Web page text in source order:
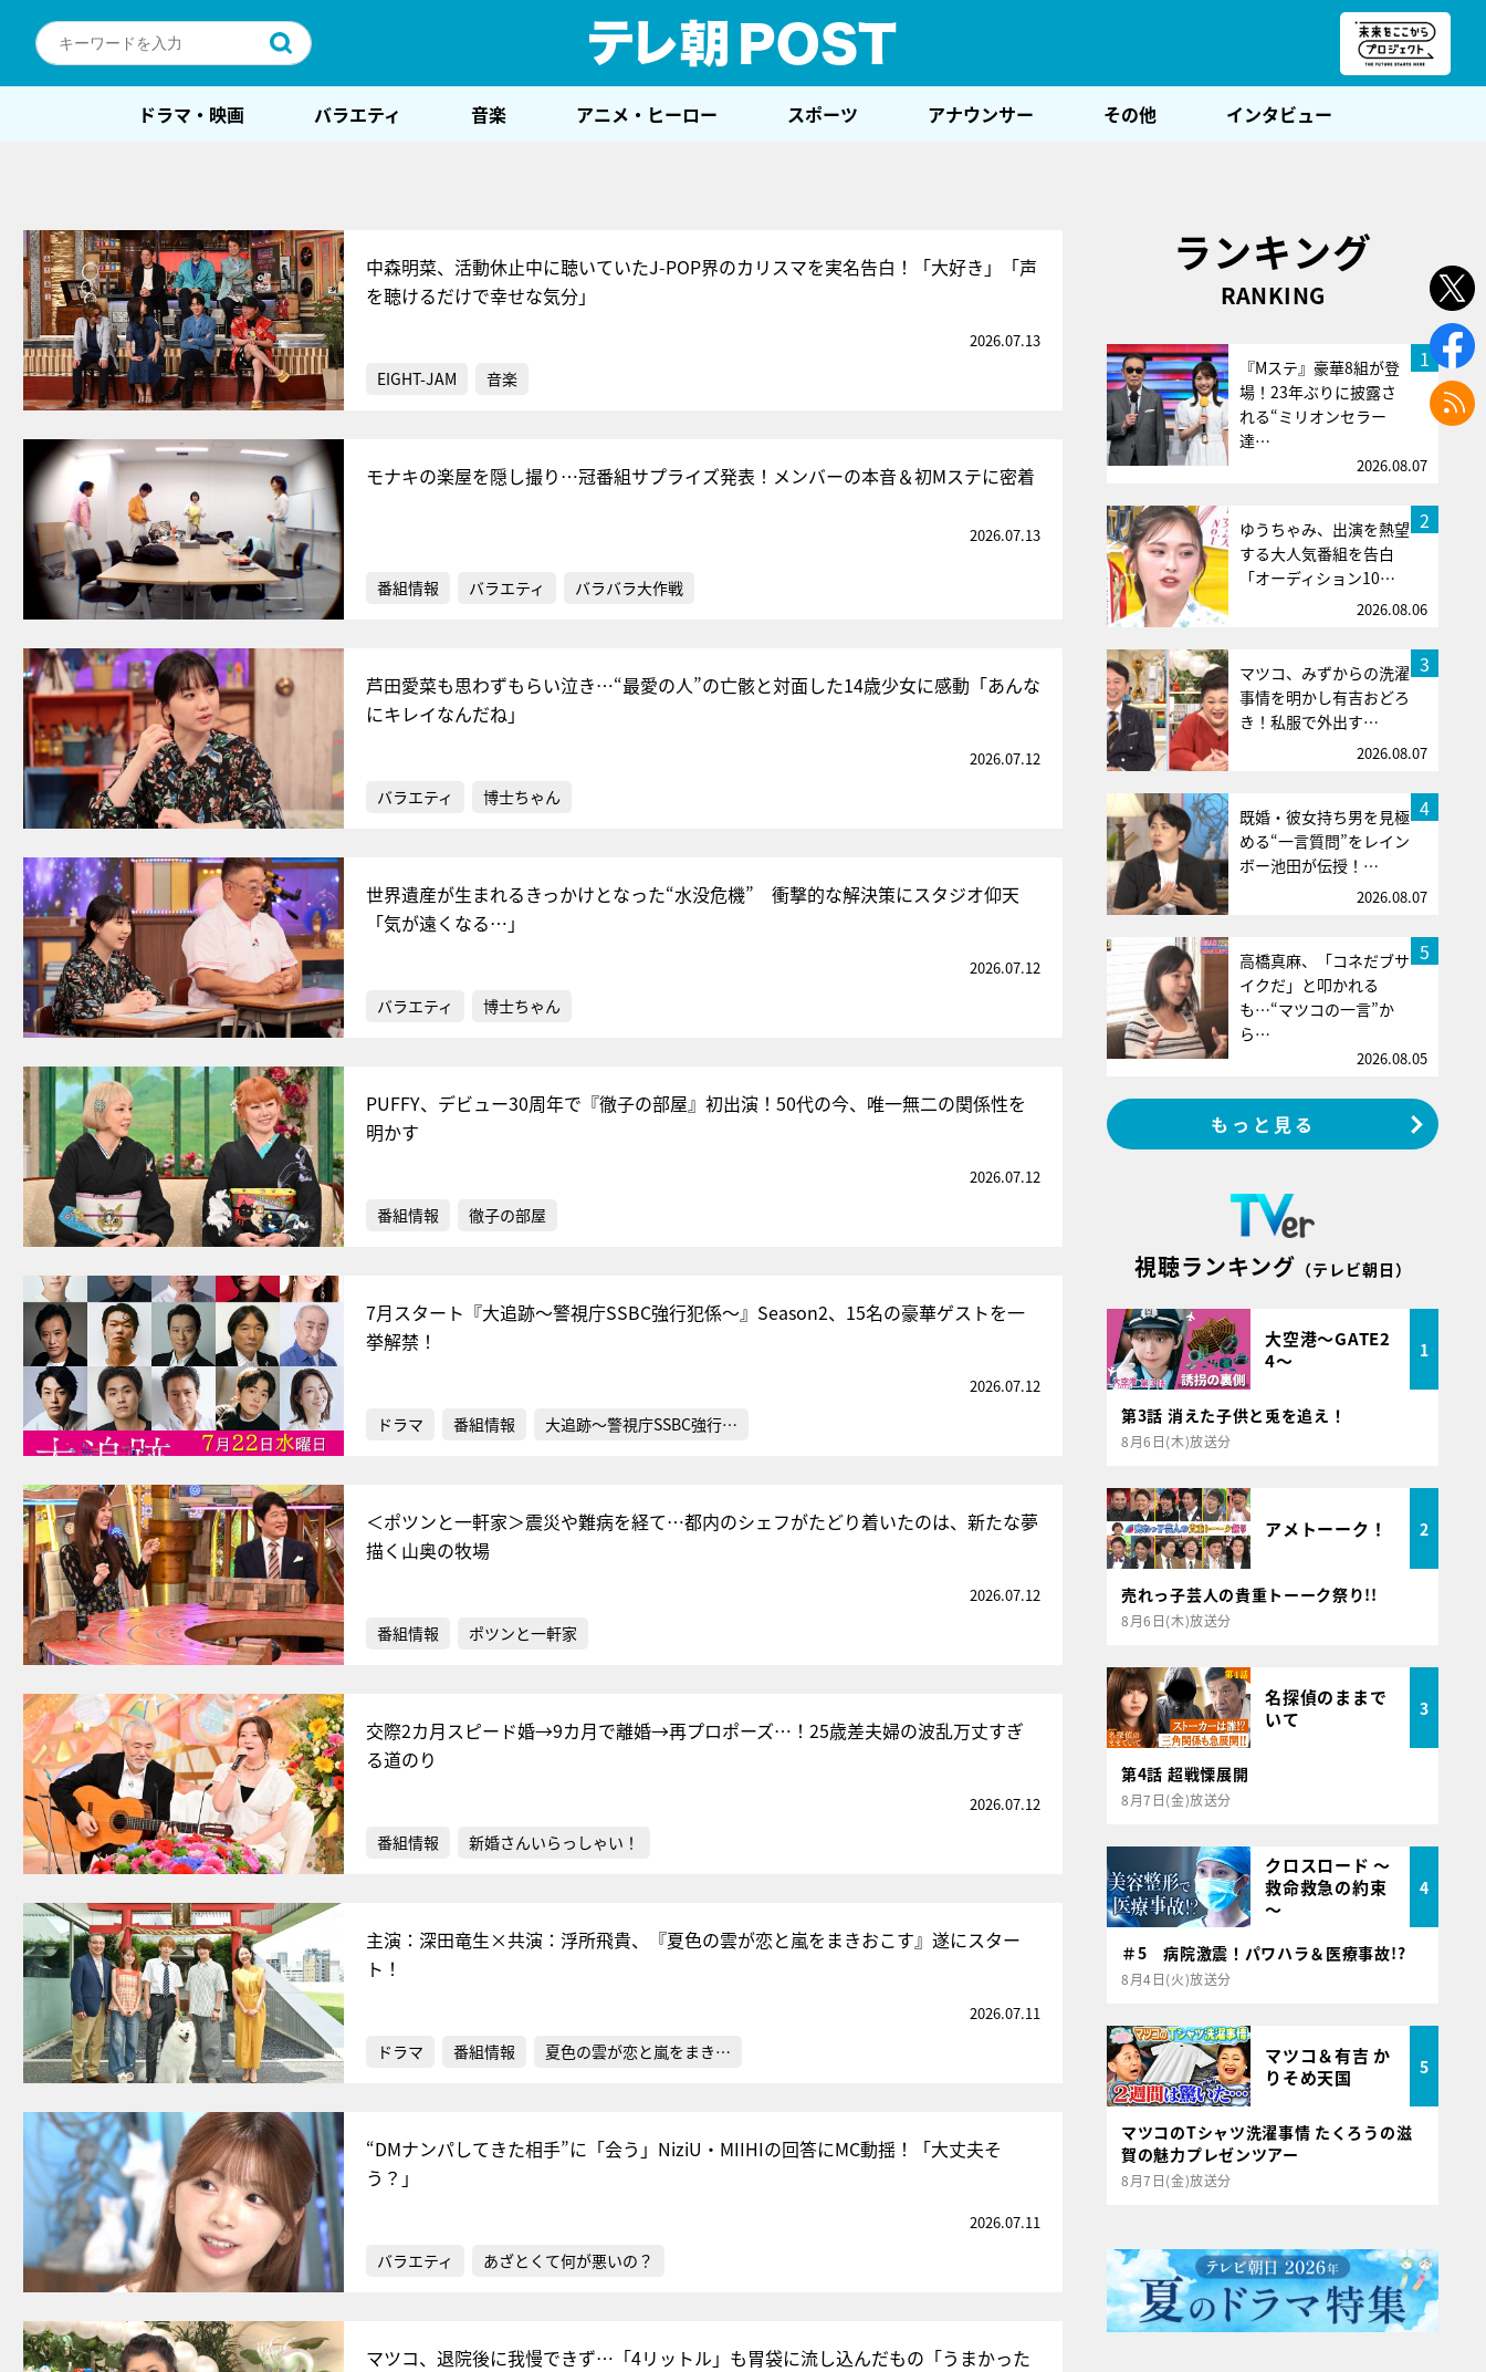
ドラマ・映画 バラエティ 音楽 アニメ・ヒーロー スポーツ アナウンサー その他 インタビュー
中森明菜、活動休止中に聴いていたJ-POP界のカリスマを実名告白！「大好き」「声
を聴けるだけで幸せな気分」
2026.07.13
EIGHT-JAM 音楽
モナキの楽屋を隠し撮り…冠番組サプライズ発表！メンバーの本音＆初Mステに密着
2026.07.13
番組情報 バラエティ バラバラ大作戦
芦田愛菜も思わずもらい泣き…“最愛の人”の亡骸と対面した14歳少女に感動「あんな
にキレイなんだね」
2026.07.12
バラエティ 博士ちゃん
世界遺産が生まれるきっかけとなった“水没危機” 衝撃的な解決策にスタジオ仰天
「気が遠くなる…」
2026.07.12
バラエティ 博士ちゃん
PUFFY、デビュー30周年で『徹子の部屋』初出演！50代の今、唯一無二の関係性を
明かす
2026.07.12
番組情報 徹子の部屋
7月スタート『大追跡～警視庁SSBC強行犯係～』Season2、15名の豪華ゲストを一
挙解禁！
2026.07.12
ドラマ 番組情報 大追跡～警視庁SSBC強行…
＜ポツンと一軒家＞震災や難病を経て…都内のシェフがたどり着いたのは、新たな夢
描く山奥の牧場
2026.07.12
番組情報 ポツンと一軒家
交際2カ月スピード婚→9カ月で離婚→再プロポーズ…！25歳差夫婦の波乱万丈すぎ
る道のり
2026.07.12
番組情報 新婚さんいらっしゃい！
主演：深田竜生×共演：浮所飛貴、『夏色の雲が恋と嵐をまきおこす』遂にスター
ト！
2026.07.11
ドラマ 番組情報 夏色の雲が恋と嵐をまき…
“DMナンパしてきた相手”に「会う」NiziU・MIIHIの回答にMC動揺！「大丈夫そ
う？」
2026.07.11
バラエティ あざとくて何が悪いの？
マツコ、退院後に我慢できず…「4リットル」も胃袋に流し込んだもの「うまかった
ランキング
RANKING
1
『Mステ』豪華8組が登
場！23年ぶりに披露さ
れる“ミリオンセラー
達…
2026.08.07
2
ゆうちゃみ、出演を熱望
する大人気番組を告白
「オーディション10…
2026.08.06
3
マツコ、みずからの洗濯
事情を明かし有吉おどろ
き！私服で外出す…
2026.08.07
4
既婚・彼女持ち男を見極
める“一言質問”をレイン
ボー池田が伝授！…
2026.08.07
5
高橋真麻、「コネだブサ
イクだ」と叩かれる
も…“マツコの一言”か
ら…
2026.08.05
もっと見る
視聴ランキング （テレビ朝日）
大空港～GATE2
4～
1
第3話 消えた子供と兎を追え！
8月6日(木)放送分
アメトーーク！ 2
売れっ子芸人の貴重トーーク祭り!!
8月6日(木)放送分
名探偵のままで
いて
3
第4話 超戦慄展開
8月7日(金)放送分
クロスロード ～
救命救急の約束
～
4
＃5 病院激震！パワハラ＆医療事故!?
8月4日(火)放送分
マツコ＆有吉 か
りそめ天国
5
マツコのTシャツ洗濯事情 たくろうの滋
賀の魅力プレゼンツアー
8月7日(金)放送分